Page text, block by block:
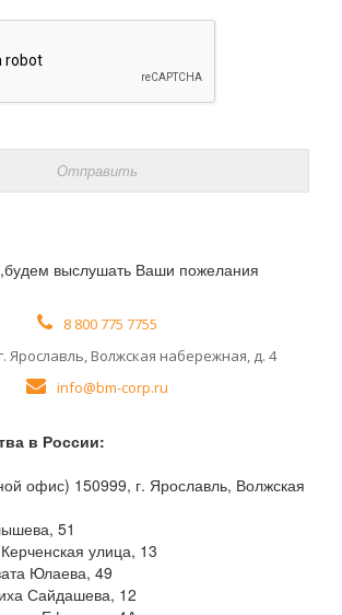
выслушать Ваши пожелания
8 800 775 7755
Ярославль, Волжская набережная, д. 4
info@bm-corp.ru
в России:
офис) 150999, г. Ярославль, Волжская
51
улица, 13
Юлаева, 49
Сайдашева, 12